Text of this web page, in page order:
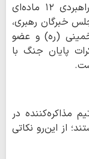
به گزارش خبرگزاری حوزه، مشروح بیانیه راهبردی ۱۲ ماده‌ای
خبرگان رهبری،
(ره) و عضو
پایان جنگ با
مذاکره‌کننده در
از این‌رو نکاتی